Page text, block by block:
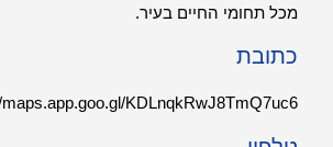
מכל תחומי החיים בעיר.
כתובת
KDLnqkRwJ8TmQ7uc6